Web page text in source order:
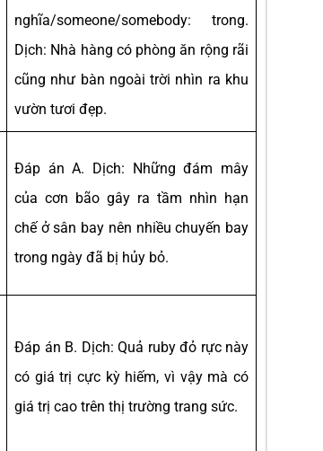
nghĩa/someone/somebody: trong.
Dịch: Nhà hàng có phòng ăn rộng rãi
cũng như bàn ngoài trời nhìn ra khu
vườn tươi đẹp.
Đáp án A. Dịch: Những đám mây
của cơn bão gây ra tầm nhìn hạn
chế ở sân bay nên nhiều chuyến bay
trong ngày đã bị hủy bỏ.
Đáp án B. Dịch: Quả ruby đỏ rực này
có giá trị cực kỳ hiếm, vì vậy mà có
giá trị cao trên thị trường trang sức.